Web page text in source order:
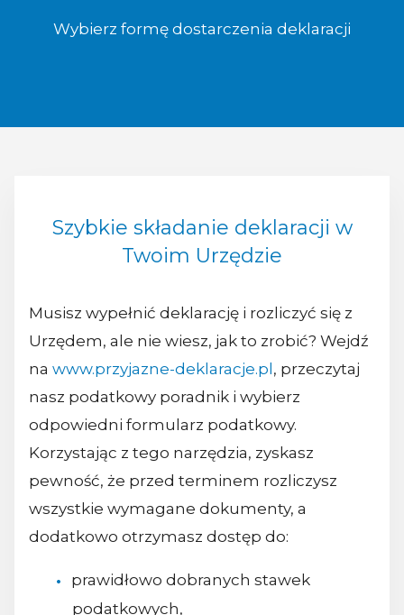
Wybierz formę dostarczenia deklaracji
Szybkie składanie deklaracji w
Twoim Urzędzie
Musisz wypełnić deklarację i rozliczyć się z
Urzędem, ale nie wiesz, jak to zrobić? Wejdź
na www.przyjazne-deklaracje.pl , przeczytaj
nasz podatkowy poradnik i wybierz
odpowiedni formularz podatkowy.
Korzystając z tego narzędzia, zyskasz
pewność, że przed terminem rozliczysz
wszystkie wymagane dokumenty, a
dodatkowo otrzymasz dostęp do:
prawidłowo dobranych stawek
podatkowych,